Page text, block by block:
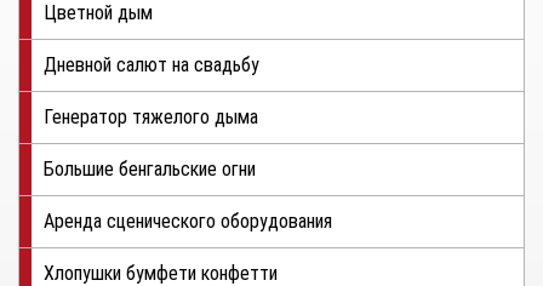
Цветной дым
Дневной салют на свадьбу
Генератор тяжелого дыма
Большие бенгальские огни
Аренда сценического оборудования
Хлопушки бумфети конфетти